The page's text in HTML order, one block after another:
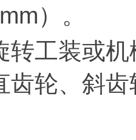
）。
转工装或
齿轮、斜